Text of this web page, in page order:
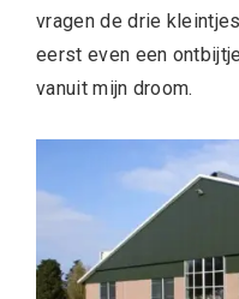
vragen de drie
eerst even een
vanuit mijn droom.